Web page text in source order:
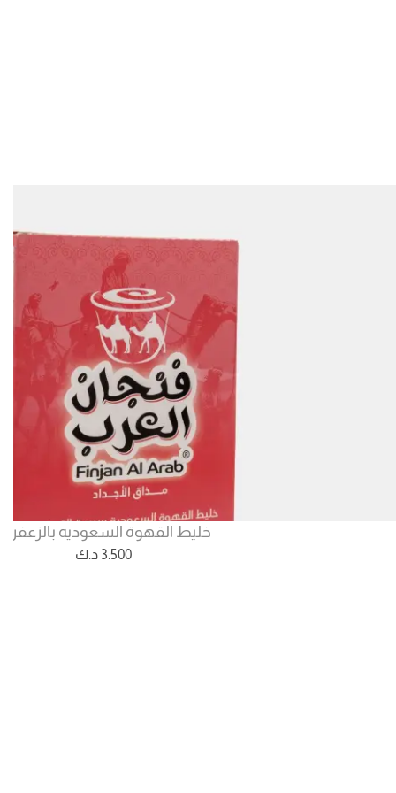
خليط القهوة السعوديه
3.500 د.ك